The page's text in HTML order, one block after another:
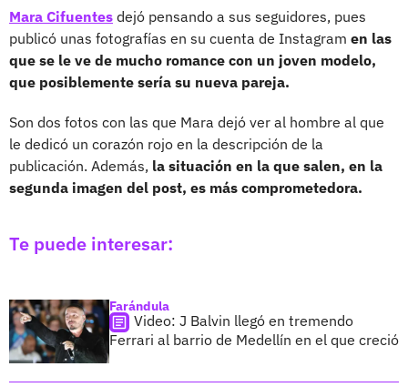
Mara Cifuentes dejó pensando a sus seguidores, pues
publicó unas fotografías en su cuenta de Instagram en las
que se le ve de mucho romance con un joven modelo,
que posiblemente sería su nueva pareja.
Son dos fotos con las que Mara dejó ver al hombre al que
le dedicó un corazón rojo en la descripción de la
publicación. Además, la situación en la que salen, en la
segunda imagen del post, es más comprometedora.
Te puede interesar:
Farándula
Video: J Balvin llegó en tremendo
Ferrari al barrio de Medellín en el que creció